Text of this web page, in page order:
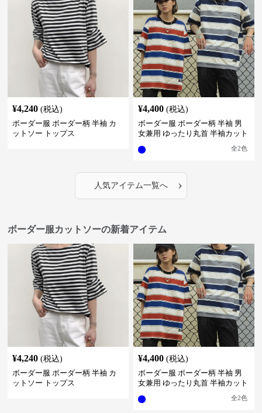
¥4,240 (税込)
ボーダー服 ボーダー柄 半袖 カ
ットソー トップス
¥4,400 (税込)
ボーダー服 ボーダー柄 半袖 男
女兼用 ゆったり丸首 半袖カット
全2色
人気アイテム一覧へ ›
ボーダー服カットソーの新着アイテム
¥4,240 (税込)
ボーダー服 ボーダー柄 半袖 カ
ットソー トップス
¥4,400 (税込)
ボーダー服 ボーダー柄 半袖 男
女兼用 ゆったり丸首 半袖カット
全2色